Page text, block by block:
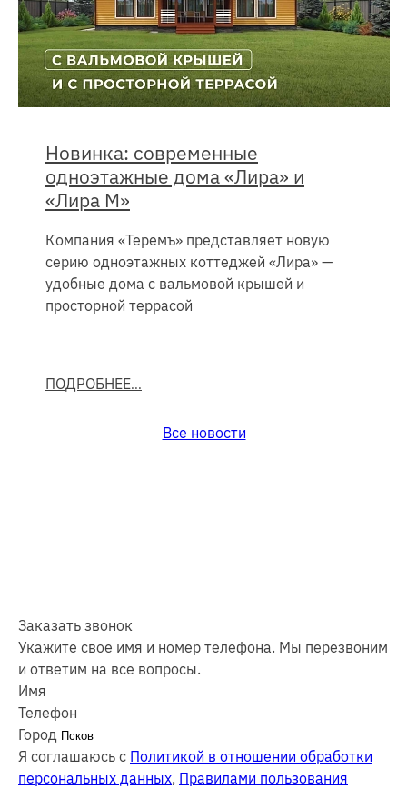
Новинка: современные
одноэтажные дома «Лира» и
«Лира М»
Компания «Теремъ» представляет новую
серию одноэтажных коттеджей «Лира» —
удобные дома с вальмовой крышей и
просторной террасой
ПОДРОБНЕЕ
Все новости
Заказать звонок
Укажите свое имя и номер телефона. Мы перезвоним
и ответим на все вопросы.
Имя
Телефон
Город
Я соглашаюсь с Политикой в отношении обработки
персональных данных, Правилами пользования